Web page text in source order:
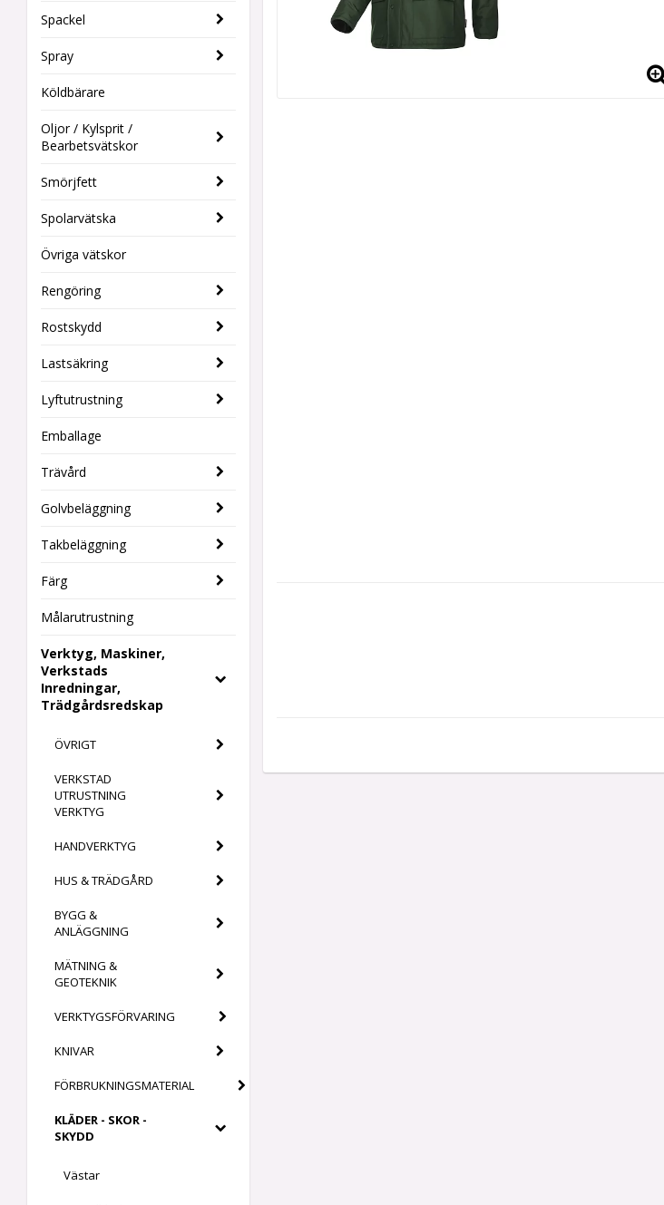
Spackel
Spray
Köldbärare
Oljor / Kylsprit /
Bearbetsvätskor
Smörjfett
Spolarvätska
Övriga vätskor
Rengöring
Rostskydd
Lastsäkring
Lyftutrustning
Emballage
Trävård
Golvbeläggning
Takbeläggning
Färg
Målarutrustning
Verktyg, Maskiner,
Verkstads
Inredningar,
Trädgårdsredskap
ÖVRIGT
VERKSTAD
UTRUSTNING
VERKTYG
HANDVERKTYG
HUS & TRÄDGÅRD
BYGG &
ANLÄGGNING
MÄTNING &
GEOTEKNIK
VERKTYGSFÖRVARING
KNIVAR
FÖRBRUKNINGSMATERIAL
KLÄDER - SKOR -
SKYDD
Västar